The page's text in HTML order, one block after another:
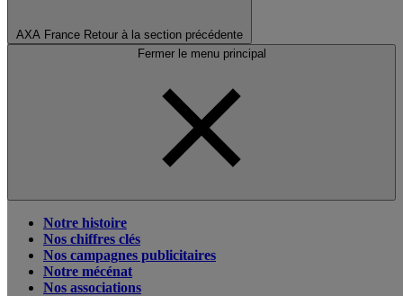
AXA France Retour à la section précédente
Fermer le menu principal
Notre histoire
Nos chiffres clés
Nos campagnes publicitaires
Notre mécénat
Nos associations